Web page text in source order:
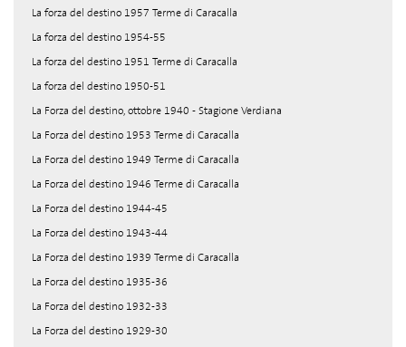
La forza del destino 1957 Terme di Caracalla
La forza del destino 1954-55
La forza del destino 1951 Terme di Caracalla
La forza del destino 1950-51
La Forza del destino, ottobre 1940 - Stagione Verdiana
La Forza del destino 1953 Terme di Caracalla
La Forza del destino 1949 Terme di Caracalla
La Forza del destino 1946 Terme di Caracalla
La Forza del destino 1944-45
La Forza del destino 1943-44
La Forza del destino 1939 Terme di Caracalla
La Forza del destino 1935-36
La Forza del destino 1932-33
La Forza del destino 1929-30